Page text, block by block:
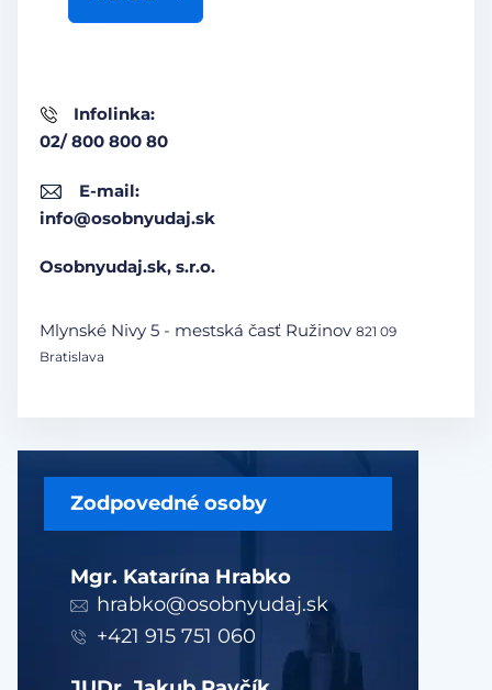
Zodpovedné osoby
Mgr. Katarína Hrabko
hrabko@osobnyudaj.sk
+421 915 751 060
Infolinka:
02/ 800 800 80
E-mail:
info@osobnyudaj.sk
Osobnyudaj.sk, s.r.o.
Mlynské Nivy 5 - mestská časť Ružinov 821 09
Bratislava